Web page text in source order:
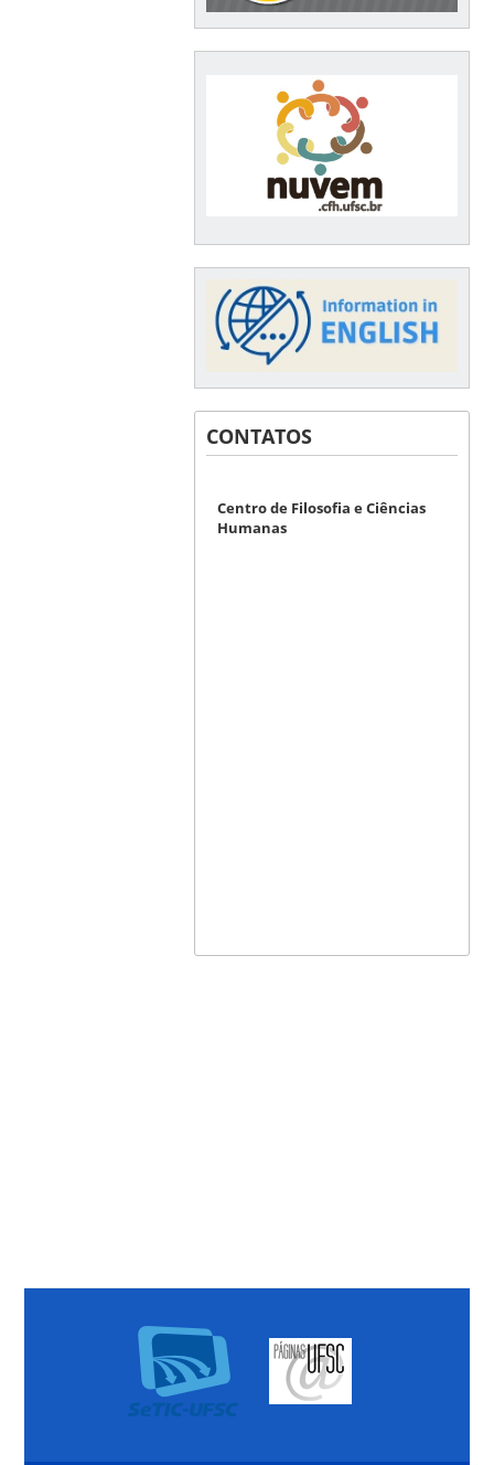
CONTATOS
Centro de Filosofia e Ciências
Humanas